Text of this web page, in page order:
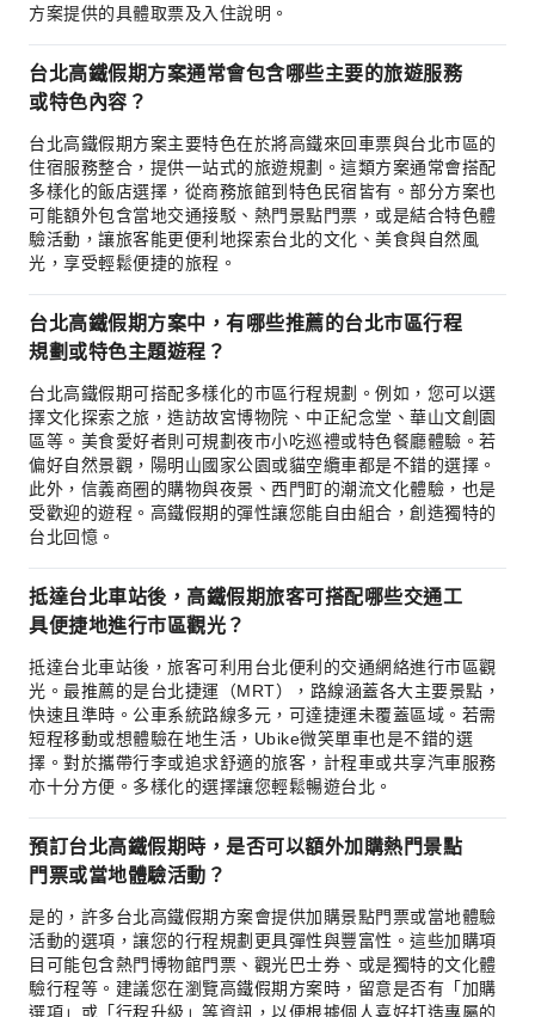
方案提供的具體取票及入住說明。
台北高鐵假期方案通常會包含哪些主要的旅遊服務
或特色內容？
台北高鐵假期方案主要特色在於將高鐵來回車票與台北市區的
住宿服務整合，提供一站式的旅遊規劃。這類方案通常會搭配
多樣化的飯店選擇，從商務旅館到特色民宿皆有。部分方案也
可能額外包含當地交通接駁、熱門景點門票，或是結合特色體
驗活動，讓旅客能更便利地探索台北的文化、美食與自然風
光，享受輕鬆便捷的旅程。
台北高鐵假期方案中，有哪些推薦的台北市區行程
規劃或特色主題遊程？
台北高鐵假期可搭配多樣化的市區行程規劃。例如，您可以選
擇文化探索之旅，造訪故宮博物院、中正紀念堂、華山文創園
區等。美食愛好者則可規劃夜市小吃巡禮或特色餐廳體驗。若
偏好自然景觀，陽明山國家公園或貓空纜車都是不錯的選擇。
此外，信義商圈的購物與夜景、西門町的潮流文化體驗，也是
受歡迎的遊程。高鐵假期的彈性讓您能自由組合，創造獨特的
台北回憶。
抵達台北車站後，高鐵假期旅客可搭配哪些交通工
具便捷地進行市區觀光？
抵達台北車站後，旅客可利用台北便利的交通網絡進行市區觀
光。最推薦的是台北捷運（MRT），路線涵蓋各大主要景點，
快速且準時。公車系統路線多元，可達捷運未覆蓋區域。若需
短程移動或想體驗在地生活，Ubike微笑單車也是不錯的選
擇。對於攜帶行李或追求舒適的旅客，計程車或共享汽車服務
亦十分方便。多樣化的選擇讓您輕鬆暢遊台北。
預訂台北高鐵假期時，是否可以額外加購熱門景點
門票或當地體驗活動？
是的，許多台北高鐵假期方案會提供加購景點門票或當地體驗
活動的選項，讓您的行程規劃更具彈性與豐富性。這些加購項
目可能包含熱門博物館門票、觀光巴士券、或是獨特的文化體
驗行程等。建議您在瀏覽高鐵假期方案時，留意是否有「加購
選項」或「行程升級」等資訊，以便根據個人喜好打造專屬的